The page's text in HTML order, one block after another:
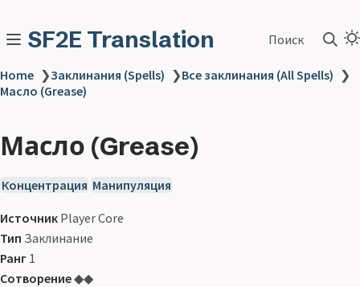
SF2E Translation Поиск
Home ❯Заклинания (Spells) ❯Все заклинания (All Spells) ❯
Масло (Grease)
Масло (Grease)
Концентрация Манипуляция
Источник Player Core
Тип Заклинание
Ранг 1
Сотворение◆◆